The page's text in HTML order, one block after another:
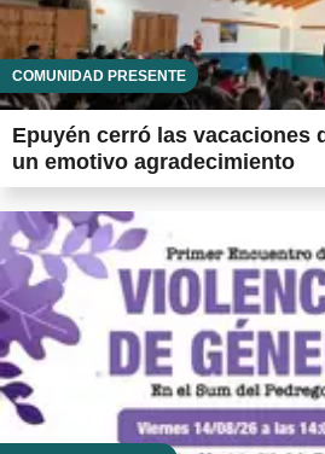
COMUNIDAD PRESENTE
Epuyén cerró las vacaciones
un emotivo agradecimiento